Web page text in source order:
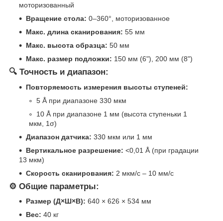
моторизованный
Вращение стола: 0–360°, моторизованное
Макс. длина сканирования: 55 мм
Макс. высота образца: 50 мм
Макс. размер подложки: 150 мм (6"), 200 мм (8")
🔍 Точность и диапазон:
Повторяемость измерения высоты ступеней:
5 Å при диапазоне 330 мкм
10 Å при диапазоне 1 мм (высота ступеньки 1
мкм, 1σ)
Диапазон датчика: 330 мкм или 1 мм
Вертикальное разрешение: <0,01 Å (при градации
13 мкм)
Скорость сканирования: 2 мкм/с – 10 мм/с
⚙️ Общие параметры:
Размер (Д×Ш×В): 640 × 626 × 534 мм
Вес: 40 кг